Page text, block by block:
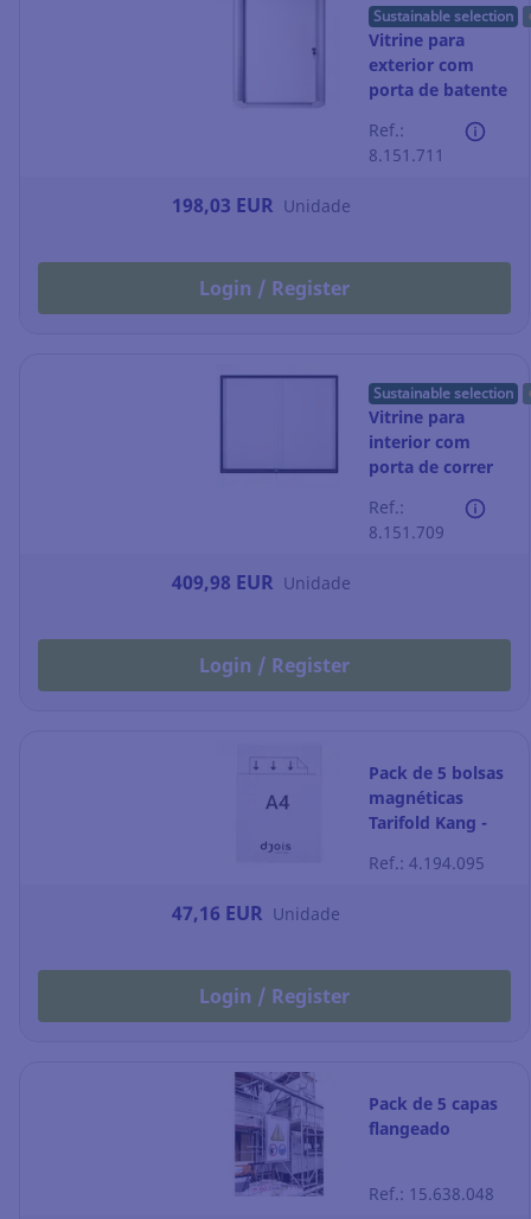
Sustainable selection
Vitrine para
exterior com
porta de batente
magnética - 9
folhas A4
Ref.:
8.151.711
198,03 EUR Unidade
Login / Register
Sustainable selection
Vitrine para
interior com
porta de correr
magnética - 15
folhas A4
Ref.:
8.151.709
409,98 EUR Unidade
Login / Register
Pack de 5 bolsas
magnéticas
Tarifold Kang -
Ref.: 4.194.095
47,16 EUR Unidade
Login / Register
Pack de 5 capas
flangeado
Ref.: 15.638.048